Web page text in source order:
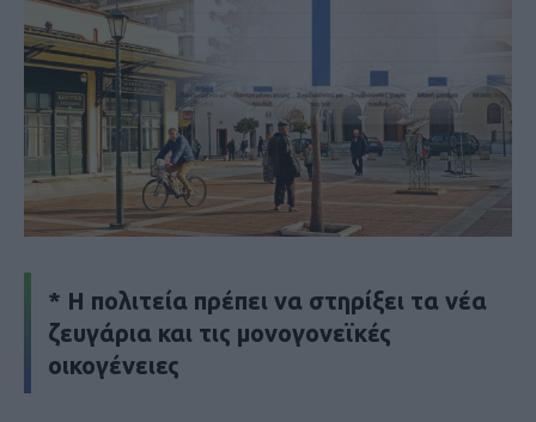
* Η πολιτεία πρέπει να στηρίξει τα νέα
ζευγάρια και τις μονογονεϊκές
οικογένειες